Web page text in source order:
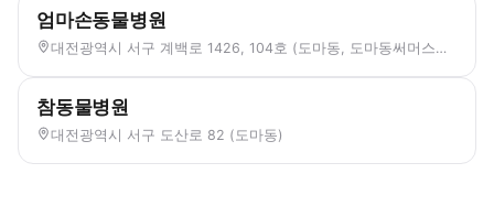
엄마손동물병원
대전광역시 서구 계백로 1426, 104호 (도마동, 도마동써머스빌주상복합)
참동물병원
대전광역시 서구 도산로 82 (도마동)